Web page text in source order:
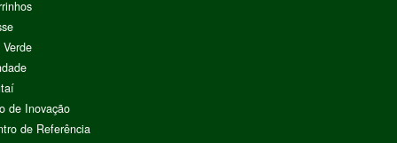
de Inovação
de Referência